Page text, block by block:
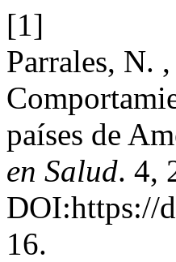
[1]
Parrales, N.
países de
en Salud. 4,
DOI:https://
16.